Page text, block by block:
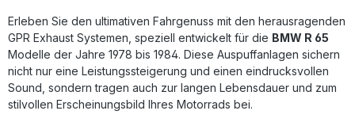
von Leistung und Drehmoment Gewichtsersparnis
gegenüber der Serienanlage Rechtlich zugelassener
Sound mit herausnehmbarem dB-Killer Edles Edelstahl-
Design im klassischen Cafe-Racer-Stil Einfache Plug-and-
Play-Montage Lieferumfang: Dual universal homologated
Endschalldämpfer (ohne Verbindungsrohre) Alle
fahrzeugspezifischen Halterungen Montagezubehör GPR
Erleben Sie den ultimativen Fahrgenuss mit den herausragenden
GPR Exhaust Systemen, speziell entwickelt für die BMW R 65
Modelle der Jahre 1978 bis 1984. Diese Auspuffanlagen sichern
nicht nur eine Leistungssteigerung und einen eindrucksvollen
Sound, sondern tragen auch zur langen Lebensdauer und zum
stilvollen Erscheinungsbild Ihres Motorrads bei.